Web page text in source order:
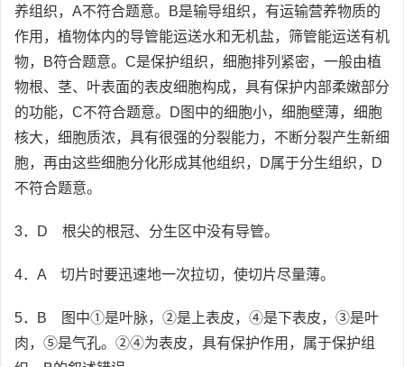
养组织，A不符合题意。B是输导组织，有运输营养物质的
作用，植物体内的导管能运送水和无机盐，筛管能运送有机
物，B符合题意。C是保护组织，细胞排列紧密，一般由植
物根、茎、叶表面的表皮细胞构成，具有保护内部柔嫩部分
的功能，C不符合题意。D图中的细胞小，细胞壁薄，细胞
核大，细胞质浓，具有很强的分裂能力，不断分裂产生新细
胞，再由这些细胞分化形成其他组织，D属于分生组织，D
不符合题意。
3．D 根尖的根冠、分生区中没有导管。
4．A 切片时要迅速地一次拉切，使切片尽量薄。
5．B 图中①是叶脉，②是上表皮，④是下表皮，③是叶
肉，⑤是气孔。②④为表皮，具有保护作用，属于保护组